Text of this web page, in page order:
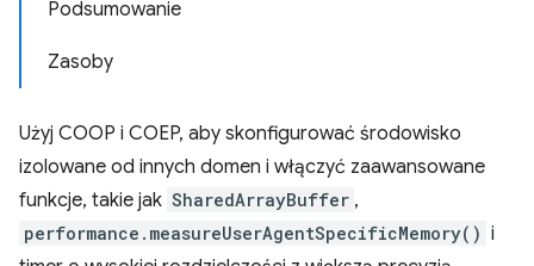
Podsumowanie
Zasoby
Użyj COOP i COEP, aby skonfigurować środowisko
izolowane od innych domen i włączyć zaawansowane
funkcje, takie jak SharedArrayBuffer ,
performance.measureUserAgentSpecificMemory() i